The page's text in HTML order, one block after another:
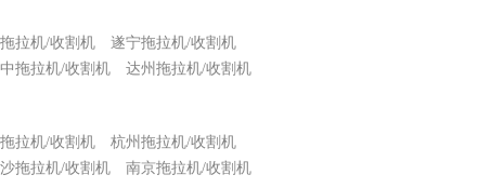
拉机/收割机
遂宁拖拉机/收割机
拖拉机/收割机
达州拖拉机/收割机
拉机/收割机
杭州拖拉机/收割机
拖拉机/收割机
南京拖拉机/收割机